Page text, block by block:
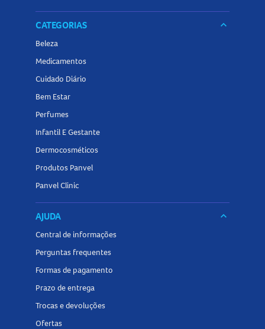
CATEGORIAS keyboard_arrow_down
Beleza
Medicamentos
Cuidado Diário
Bem Estar
Perfumes
Infantil E Gestante
Dermocosméticos
Produtos Panvel
Panvel Clinic
AJUDA keyboard_arrow_down
Central de informações
Perguntas frequentes
Formas de pagamento
Prazo de entrega
Trocas e devoluções
Ofertas